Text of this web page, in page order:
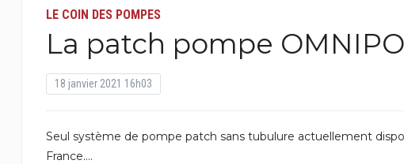
LE COIN DES POMPES
La patch pompe
18 janvier 2021 16h03
Seul système de pompe patch sans tubulure actuellement
France....